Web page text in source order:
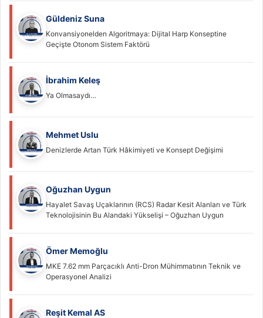
Güldeniz Suna
Konvansiyonelden Algoritmaya: Dijital Harp Konseptine
Geçişte Otonom Sistem Faktörü
İbrahim Keleş
Ya Olmasaydı…
Mehmet Uslu
Denizlerde Artan Türk Hâkimiyeti ve Konsept Değişimi
Oğuzhan Uygun
Hayalet Savaş Uçaklarının (RCS) Radar Kesit Alanları ve Türk
Teknolojisinin Bu Alandaki Yükselişi – Oğuzhan Uygun
Ömer Memoğlu
MKE 7.62 mm Parçacıklı Anti-Dron Mühimmatının Teknik ve
Operasyonel Analizi
Reşit Kemal AS